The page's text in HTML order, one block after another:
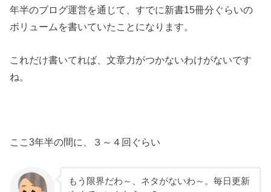
年半のブログ運営を通じて、すでに新書15冊分ぐらいの
ボリュームを書いていたことになります。
これだけ書いてれば、文章力がつかないわけがないです
ね。
ここ3年半の間に、３～４回ぐらい
もう限界だわ～、ネタがないわ～。毎日更新